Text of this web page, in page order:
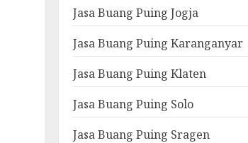
Jasa Buang Puing Jogja
Jasa Buang Puing Karanganyar
Jasa Buang Puing Klaten
Jasa Buang Puing Solo
Jasa Buang Puing Sragen